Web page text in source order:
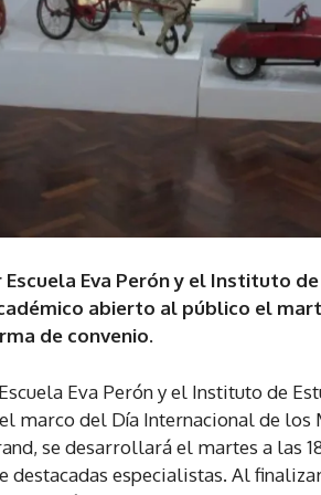
Eva Perón y el Instituto
abierto al público el
de convenio.
Eva Perón y el Instituto de
marco del Día Internacional de los
se desarrollará el martes a las
destacadas especialistas. Al